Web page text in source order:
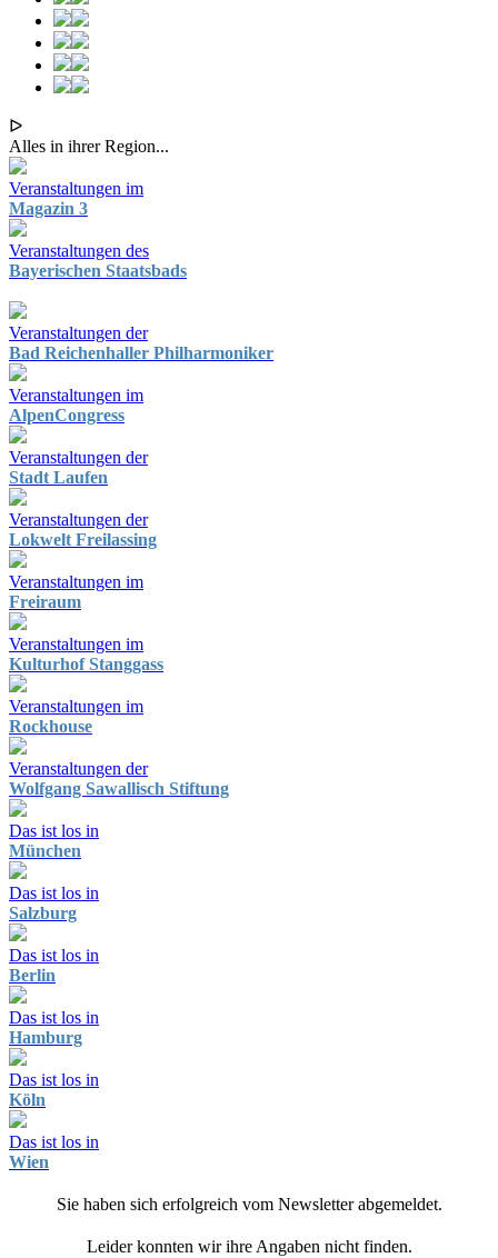
ᐅ
Alles in ihrer Region...
Veranstaltungen im
Magazin 3
Veranstaltungen des
Bayerischen Staatsbads
Veranstaltungen der
Bad Reichenhaller Philharmoniker
Veranstaltungen im
AlpenCongress
Veranstaltungen der
Stadt Laufen
Veranstaltungen der
Lokwelt Freilassing
Veranstaltungen im
Freiraum
Veranstaltungen im
Kulturhof Stanggass
Veranstaltungen im
Rockhouse
Veranstaltungen der
Wolfgang Sawallisch Stiftung
Das ist los in
München
Das ist los in
Salzburg
Das ist los in
Berlin
Das ist los in
Hamburg
Das ist los in
Köln
Das ist los in
Wien
Sie haben sich erfolgreich vom Newsletter abgemeldet.
Leider konnten wir ihre Angaben nicht finden.